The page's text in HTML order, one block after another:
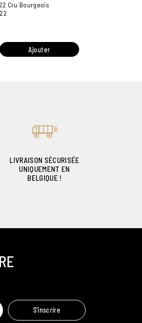
22 Cru Bourgeois
Ajouter
LIVRAISON SÉCURISÉE
UNIQUEMENT EN
BELGIQUE !
S'inscrire
Votre sommelier
pour vous conseiller